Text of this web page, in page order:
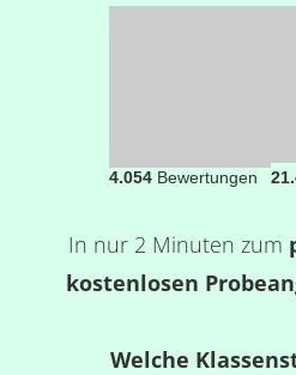
4.054Bewertungen
In nur 2 Minuten zum
kostenlosen
Welche